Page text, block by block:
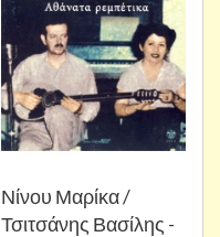
Νίνου Μαρίκα /
Τσιτσάνης Βασίλης -